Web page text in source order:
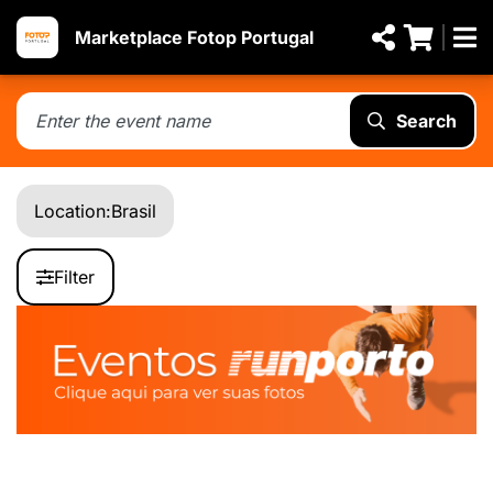
Marketplace Fotop Portugal
Search
Location:Brasil
Filter